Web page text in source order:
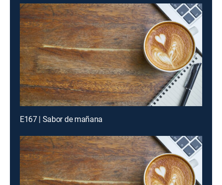
E167 | Sabor de mañana